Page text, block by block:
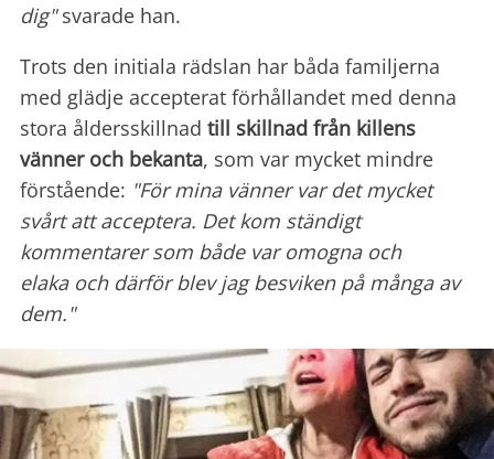
dig"svarade han.
Trots den initiala rädslan har båda familjerna
med glädje accepterat förhållandet med denna
stora åldersskillnad till skillnad från killens
vänner och bekanta, som var mycket mindre
förstående: "För mina vänner var det mycket
svårt att acceptera. Det kom ständigt
kommentarer som både var omogna och
elaka och därför blev jag besviken på många av
dem."